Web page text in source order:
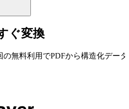
ぐ変換
の無料利用でPDFから構造化デー